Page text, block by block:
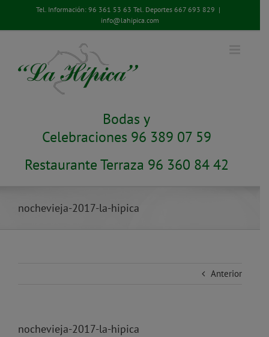
contenido
Tel. Información: 96 361 53 63 Tel. Deportes 667 693 829 |
info@lahipica.com
Bodas y
Celebraciones 96 389 07 59
Restaurante Terraza 96 360 84 42
nochevieja-2017-la-hipica
Anterior
nochevieja-2017-la-hipica